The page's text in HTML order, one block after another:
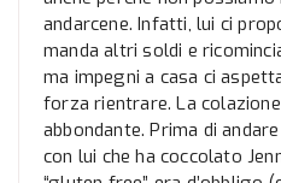
andarcene. Infatti, lui ci
manda altri soldi e
ma impegni a casa ci
forza rientrare. La
abbondante. Prima di
con lui che ha coccolato